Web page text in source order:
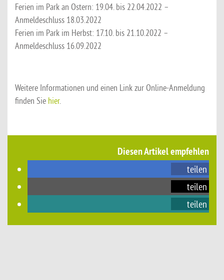
Ferien im Park an Ostern: 19.04. bis 22.04.2022 –
Anmeldeschluss 18.03.2022
Ferien im Park im Herbst: 17.10. bis 21.10.2022 –
Anmeldeschluss 16.09.2022
Weitere Informationen und einen Link zur Online-Anmeldung
finden Sie hier.
Diesen Artikel empfehlen
teilen
teilen
teilen